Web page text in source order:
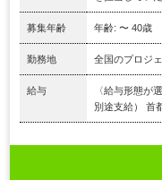
募集年齢 年齢: 〜 40歳
勤務地 全国のプロジ
給与
〈給与形態が
別途支給） 首